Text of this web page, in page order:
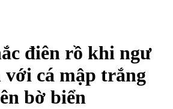
điên rồ khi ngư
với cá mập trắng
bờ biển